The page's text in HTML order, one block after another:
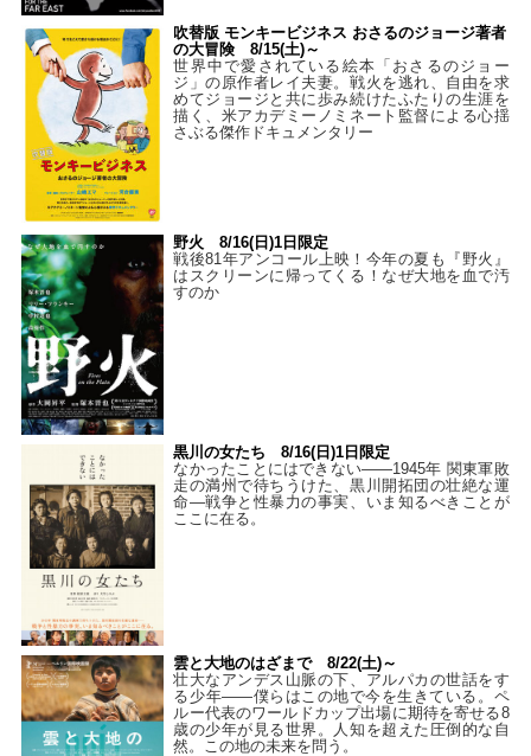
吹替版 モンキービジネス おさるのジョージ著者
の大冒険 8/15(土)～
世界中で愛されている絵本「おさるのジョー
ジ」の原作者レイ夫妻。戦火を逃れ、自由を求
めてジョージと共に歩み続けたふたりの生涯を
描く、米アカデミーノミネート監督による心揺
さぶる傑作ドキュメンタリー
野火 8/16(日)1日限定
戦後81年アンコール上映！今年の夏も『野火』
はスクリーンに帰ってくる！なぜ大地を血で汚
すのか
黒川の女たち 8/16(日)1日限定
なかったことにはできない——1945年 関東軍敗
走の満州で待ちうけた、黒川開拓団の壮絶な運
命―戦争と性暴力の事実、いま知るべきことが
ここに在る。
雲と大地のはざまで 8/22(土)～
壮大なアンデス山脈の下、アルパカの世話をす
る少年――僕らはこの地で今を生きている。ペ
ルー代表のワールドカップ出場に期待を寄せる8
歳の少年が見る世界。人知を超えた圧倒的な自
然。この地の未来を問う。